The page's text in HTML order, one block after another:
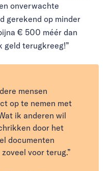
onverwachte
gerekend op minder
€ 500 méér dan
geld terugkreeg!”
mensen
op te nemen met
ik anderen wil
door het
documenten
voor terug.”